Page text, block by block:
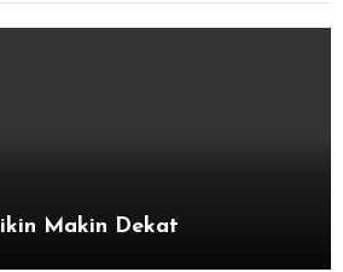
Makin Dekat